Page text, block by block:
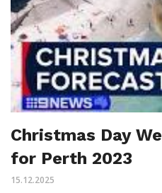
Christmas Day
for Perth 2023
15.12.2025